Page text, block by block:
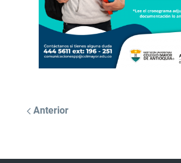
Anterior